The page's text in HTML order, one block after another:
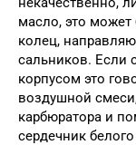
масло, это
колец,
сальников. Если
корпусом это
воздушной
карбюратора и
сердечник